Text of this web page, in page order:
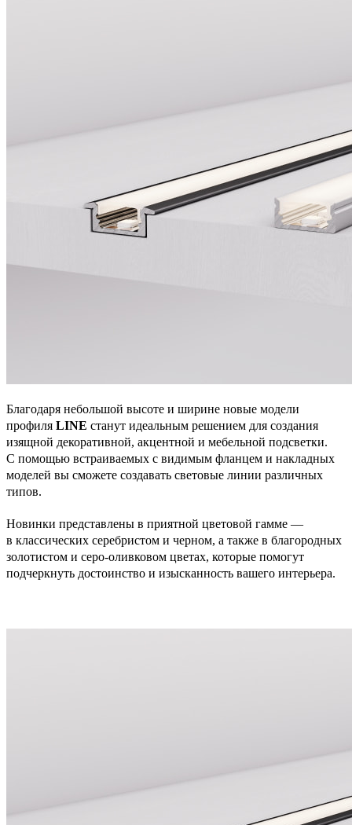
Благодаря небольшой высоте и ширине новые модели
профиля LINE станут идеальным решением для создания
изящной декоративной, акцентной и мебельной подсветки.
С помощью встраиваемых с видимым фланцем и накладных
моделей вы сможете создавать световые линии различных
типов.
Новинки представлены в приятной цветовой гамме —
в классических серебристом и черном, а также в благородных
золотистом и серо-оливковом цветах, которые помогут
подчеркнуть достоинство и изысканность вашего интерьера.